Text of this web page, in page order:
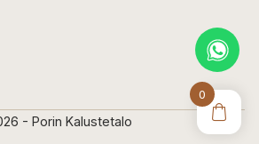
0
- Porin Kalustetalo